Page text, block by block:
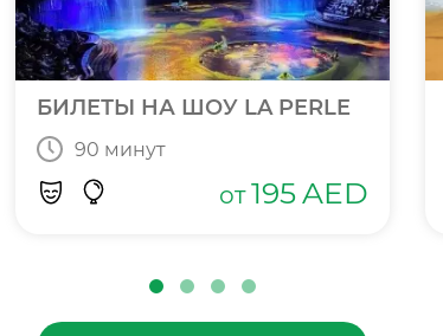
БИЛЕТЫ НА ШОУ LA PERLE
90 минут
от 195AED